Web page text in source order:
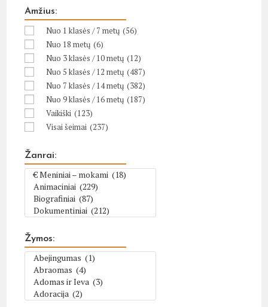
Amžius:
Nuo 1 klasės / 7 metų (56)
Nuo 18 metų (6)
Nuo 3 klasės / 10 metų (12)
Nuo 5 klasės / 12 metų (487)
Nuo 7 klasės / 14 metų (382)
Nuo 9 klasės / 16 metų (187)
Vaikiški (123)
Visai šeimai (237)
Žanrai:
Žymos: